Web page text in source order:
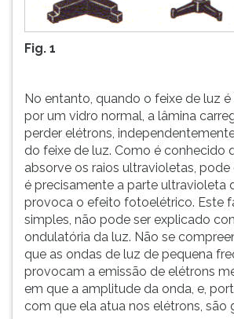
essa
instrução
Fig. 1
No entanto, quando o feixe de luz
por um vidro normal, a lâmina
perder elétrons,
do feixe de luz. Como é conhecido
absorve os raios ultravioletas,
é precisamente a parte ultravioleta
provoca o efeito fotoelétrico. Este
simples, não pode ser explicado
ondulatória da luz. Não se
que as ondas de luz de pequena
provocam a emissão de elétrons
em que a amplitude da onda, e,
com que ela atua nos elétrons, são